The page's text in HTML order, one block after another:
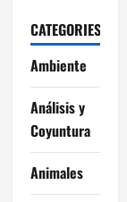
CATEGORIES
Ambiente
Análisis y
Coyuntura
Animales